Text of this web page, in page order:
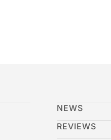
NEWS
REVIEWS